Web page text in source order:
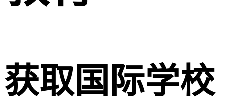
获取国际学校